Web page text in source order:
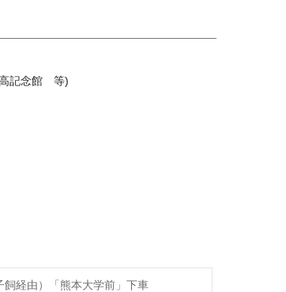
高記念館 等)
経由）「熊本大学前」下車